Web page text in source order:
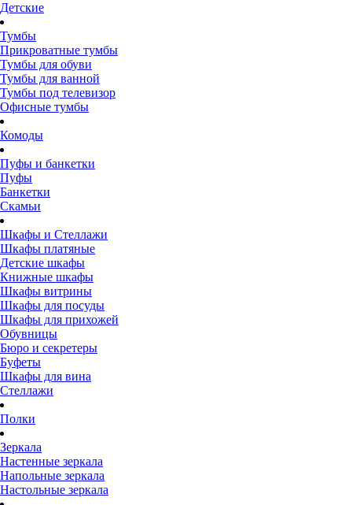
Детские
Тумбы
Прикроватные тумбы
Тумбы для обуви
Тумбы для ванной
Тумбы под телевизор
Офисные тумбы
Комоды
Пуфы и банкетки
Пуфы
Банкетки
Скамьи
Шкафы и Стеллажи
Шкафы платяные
Детские шкафы
Книжные шкафы
Шкафы витрины
Шкафы для посуды
Шкафы для прихожей
Обувницы
Бюро и секретеры
Буфеты
Шкафы для вина
Стеллажи
Полки
Зеркала
Настенные зеркала
Напольные зеркала
Настольные зеркала